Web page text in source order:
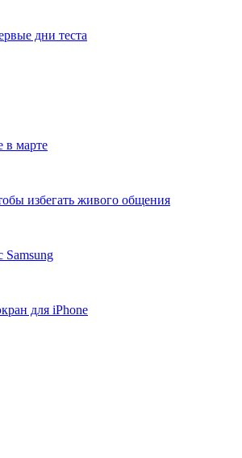
дни теста
в марте
избегать живого общения
Samsung
для iPhone